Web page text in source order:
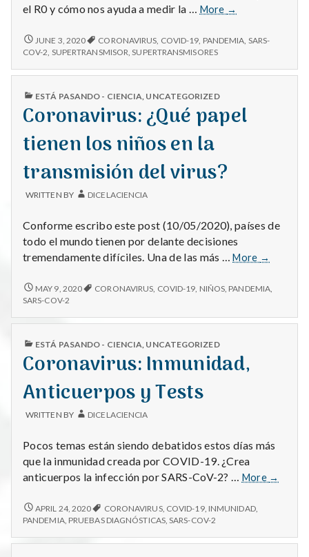
el R0 y cómo nos ayuda a medir la … More
De
y
→
DE
SUPERTRANSMISORES
CORONAVIRUS
JUNE 3, 2020 CORONAVIRUS COVID-19 PANDEMIA SARS-
COV-2 SUPERTRANSMISOR ,SUPERTRANSMISORES
PUBLISHED
ESTÁ PASANDO - CIENCIA UNCATEGORIZED
Coronavirus: ¿Qué papel
tienen los niños en la
transmisión del virus?
WRITTEN BY DICELACIENCIA
Conforme escribo este post (10/05/2020), países de
todo el mundo tienen por delante decisiones
tremendamente difíciles. Una de las más …More
papel
niños
→
CORONAVIRUS:
¿QUÉ
TIENEN
NIÑOS
LA
DEL
MAY 9, 2020 CORONAVIRUS COVID-19 NIÑOS PANDEMIA
SARS-COV-2
PUBLISHED
ESTÁ PASANDO - CIENCIA UNCATEGORIZED
Coronavirus: Inmunidad,
Anticuerpos y Tests
WRITTEN BY DICELACIENCIA
Pocos temas están siendo debatidos estos días más
que la inmunidad creada por COVID-19. ¿Crea
anticuerpos la infección por SARS-CoV-2? … More →
CORONAVIRUS:
INMUNIDAD,
APRIL 24, 2020 CORONAVIRUS, COVID-19, INMUNIDAD,
PANDEMIA, PRUEBAS DIAGNÓSTICAS,SARS-COV-2